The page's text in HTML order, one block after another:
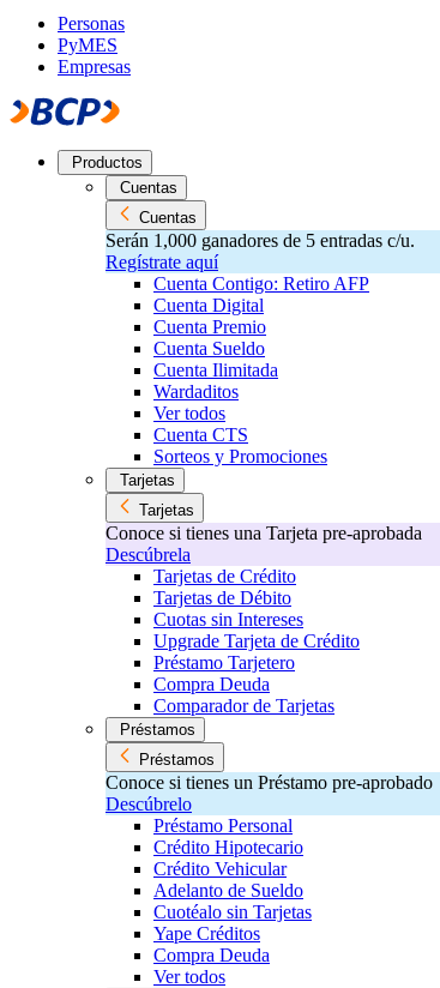
Personas
PyMES
Empresas
Productos
Cuentas
Cuentas
Serán 1,000 ganadores de 5 entradas c/u.
Regístrate aquí
Cuenta Contigo: Retiro AFP
Cuenta Digital
Cuenta Premio
Cuenta Sueldo
Cuenta Ilimitada
Wardaditos
Ver todos
Cuenta CTS
Sorteos y Promociones
Tarjetas
Tarjetas
Conoce si tienes una Tarjeta pre-aprobada
Descúbrela
Tarjetas de Crédito
Tarjetas de Débito
Cuotas sin Intereses
Upgrade Tarjeta de Crédito
Préstamo Tarjetero
Compra Deuda
Comparador de Tarjetas
Préstamos
Préstamos
Conoce si tienes un Préstamo pre-aprobado
Descúbrelo
Préstamo Personal
Crédito Hipotecario
Crédito Vehicular
Adelanto de Sueldo
Cuotéalo sin Tarjetas
Yape Créditos
Compra Deuda
Ver todos